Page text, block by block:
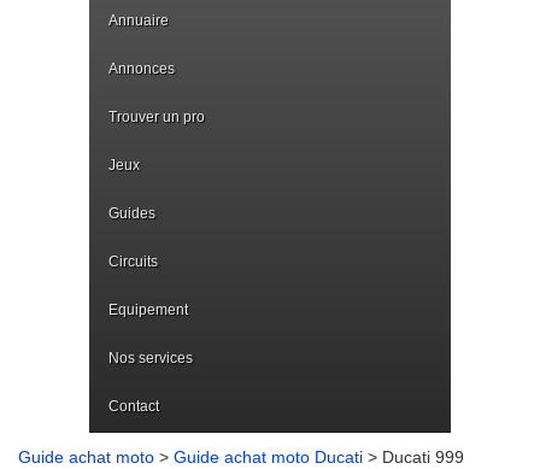
Annuaire
Annonces
Trouver un pro
Jeux
Guides
Circuits
Equipement
Nos services
Contact
Guide achat moto > Guide achat moto Ducati > Ducati 999